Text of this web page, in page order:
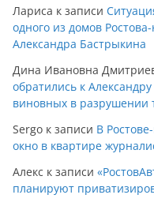
Лариса к записи
одного из домов
Александра Бастрыкина
Дина Ивановна
обратились к
виновных в разрушении
Sergo к записи В
окно в квартире
Алекс к записи
планируют